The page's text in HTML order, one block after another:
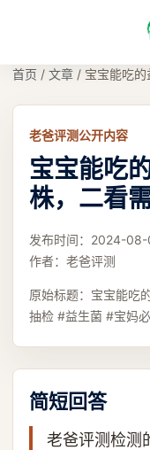
首页 / 文章 / 宝宝能吃
老爸评测公开内容
宝宝能吃
株，二看
发布时间： 2024-08-
作者： 老爸评测
原始标题： 宝宝能吃
抽检 #益生菌 #宝妈
简短回答
老爸评测检测